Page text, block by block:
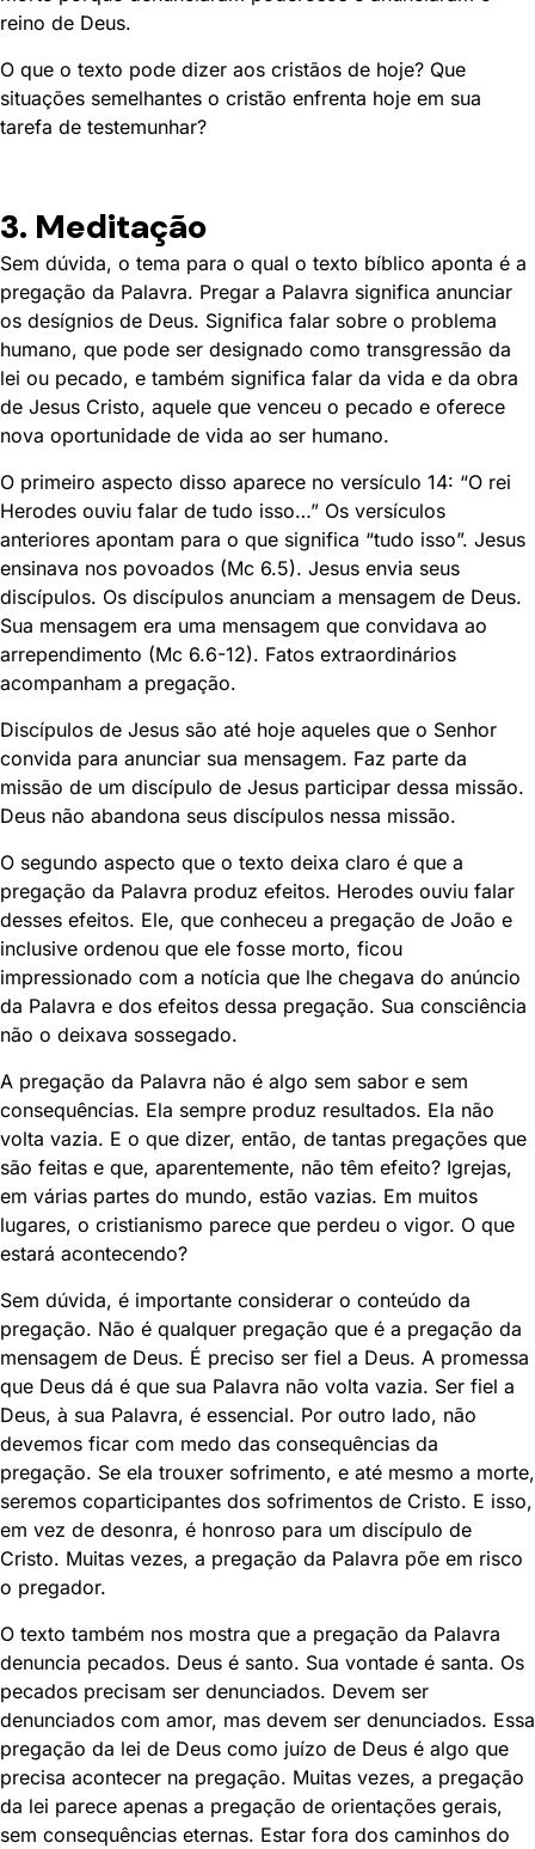
reino de Deus.
O que o texto pode dizer aos cristãos de hoje? Que
situações semelhantes o cristão enfrenta hoje em sua
tarefa de testemunhar?
3. Meditação
Sem dúvida, o tema para o qual o texto bíblico aponta é a
pregação da Palavra. Pregar a Palavra significa anunciar
os desígnios de Deus. Significa falar sobre o problema
humano, que pode ser designado como transgressão da
lei ou pecado, e também significa falar da vida e da obra
de Jesus Cristo, aquele que venceu o pecado e oferece
nova oportunidade de vida ao ser humano.
O primeiro aspecto disso aparece no versículo 14: “O rei
Herodes ouviu falar de tudo isso…” Os versículos
anteriores apontam para o que significa “tudo isso”. Jesus
ensinava nos povoados (Mc 6.5). Jesus envia seus
discípulos. Os discípulos anunciam a mensagem de Deus.
Sua mensagem era uma mensagem que convidava ao
arrependimento (Mc 6.6-12). Fatos extraordinários
acompanham a pregação.
Discípulos de Jesus são até hoje aqueles que o Senhor
convida para anunciar sua mensagem. Faz parte da
missão de um discípulo de Jesus participar dessa missão.
Deus não abandona seus discípulos nessa missão.
O segundo aspecto que o texto deixa claro é que a
pregação da Palavra produz efeitos. Herodes ouviu falar
desses efeitos. Ele, que conheceu a pregação de João e
inclusive ordenou que ele fosse morto, ficou
impressionado com a notícia que lhe chegava do anúncio
da Palavra e dos efeitos dessa pregação. Sua consciência
não o deixava sossegado.
A pregação da Palavra não é algo sem sabor e sem
consequências. Ela sempre produz resultados. Ela não
volta vazia. E o que dizer, então, de tantas pregações que
são feitas e que, aparentemente, não têm efeito? Igrejas,
em várias partes do mundo, estão vazias. Em muitos
lugares, o cristianismo parece que perdeu o vigor. O que
estará acontecendo?
Sem dúvida, é importante considerar o conteúdo da
pregação. Não é qualquer pregação que é a pregação da
mensagem de Deus. É preciso ser fiel a Deus. A promessa
que Deus dá é que sua Palavra não volta vazia. Ser fiel a
Deus, à sua Palavra, é essencial. Por outro lado, não
devemos ficar com medo das consequências da
pregação. Se ela trouxer sofrimento, e até mesmo a morte,
seremos coparticipantes dos sofrimentos de Cristo. E isso,
em vez de desonra, é honroso para um discípulo de
Cristo. Muitas vezes, a pregação da Palavra põe em risco
o pregador.
O texto também nos mostra que a pregação da Palavra
denuncia pecados. Deus é santo. Sua vontade é santa. Os
pecados precisam ser denunciados. Devem ser
denunciados com amor, mas devem ser denunciados. Essa
pregação da lei de Deus como juízo de Deus é algo que
precisa acontecer na pregação. Muitas vezes, a pregação
da lei parece apenas a pregação de orientações gerais,
sem consequências eternas. Estar fora dos caminhos do